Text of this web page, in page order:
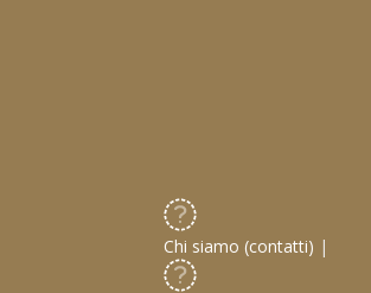
Chi siamo (contatti) |